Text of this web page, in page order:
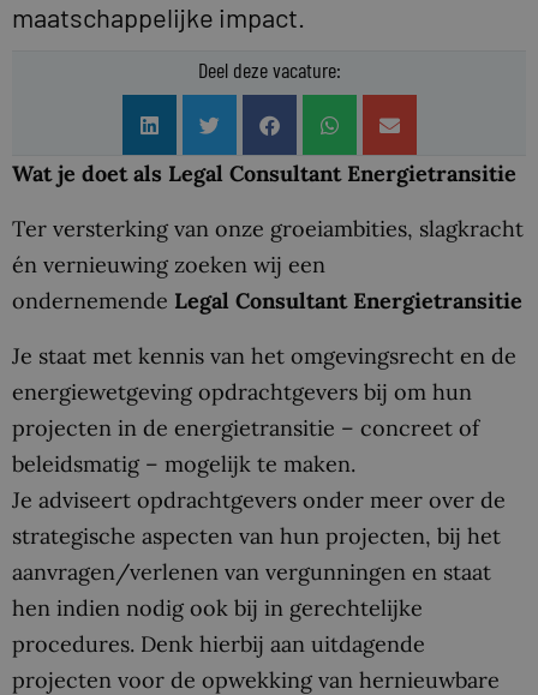
maatschappelijke impact.
Deel deze vacature:
Wat je doet als Legal Consultant Energietransitie
Ter versterking van onze groeiambities, slagkracht
én vernieuwing zoeken wij een
ondernemende Legal Consultant Energietransitie
Je staat met kennis van het omgevingsrecht en de
energiewetgeving opdrachtgevers bij om hun
projecten in de energietransitie – concreet of
beleidsmatig – mogelijk te maken.
Je adviseert opdrachtgevers onder meer over de
strategische aspecten van hun projecten, bij het
aanvragen/verlenen van vergunningen en staat
hen indien nodig ook bij in gerechtelijke
procedures. Denk hierbij aan uitdagende
projecten voor de opwekking van hernieuwbare